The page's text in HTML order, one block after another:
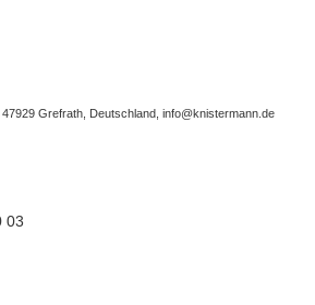
Grefrath, Deutschland, info@knistermann.de
03